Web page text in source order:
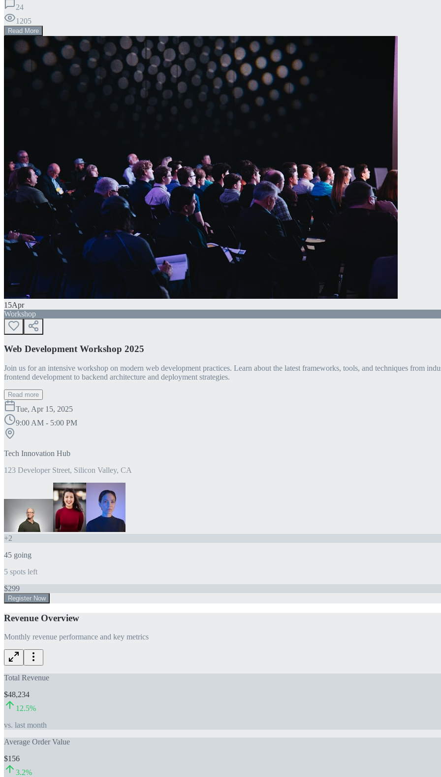
24
1205
Read More
15Apr
Workshop
Web Development Workshop 2025
Join us for an intensive workshop on modern web development practices. Learn about the latest frameworks, tools, and techniques from
frontend development to backend architecture and deployment strategies.
Read more
Tue, Apr 15, 2025
9:00 AM - 5:00 PM
Tech Innovation Hub
123 Developer Street, Silicon Valley, CA
+2
45 going
5 spots left
$299
Register Now
Revenue Overview
Monthly revenue performance and key metrics
Total Revenue
$48,234
12.5%
vs. last month
Average Order Value
$156
3.2%